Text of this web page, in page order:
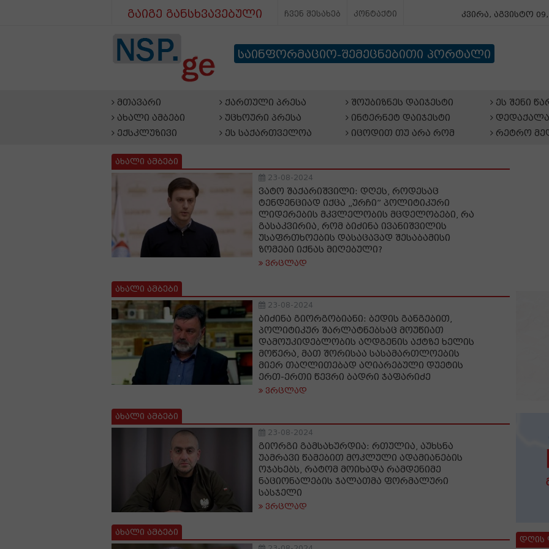
გაიგე განსხვავებული ჩვენ შესახებ კონტაქტი კვირა, აგვისტო 09,
საინფორმაციო-შემეცნებითი პორტალი
მთავარი
ახალი ამბები
ექსკლუზივი
ქართული პრესა
უცხოური პრესა
ეს საქართველოა
შოუბიზნეს დაიჯესტი
ინტერნეტ დაიჯესტი
იცოდით თუ არა რომ
ეს შენი
რეტრო
ახალი ამბები
23-08-2024
ვატო შაქარიშვილი: დღეს, როდესაც
ტენდენციად იქცა „ურჩი” პოლიტიკური
ლიდერების მკვლელობის მცდელობები, რა
გასაკვირია, რომ ბიძინა ივანიშვილის
უსაფრთხოების დასაცავად შესაბამისი
ზომები იქნას მიღებული?
ვრცლად
ახალი ამბები
23-08-2024
ბიძინა გიორგობიანი: ბედის განგებით,
პოლიტიკურ შარლატნებსაც მოუწიათ
დამოუკიდებლობის აღდგენის აქტზე ხელის
მოწერა, მათ შორისაა სასამართლოების
მიერ თაღლითებად აღიარებული დუეტის
ერთ-ერთი წევრი ბადრი ჯაფარიძე
ვრცლად
ახალი ამბები
23-08-2024
გიორგი გამსახურდია: რთულია, აუხსნა
უამრავი წამებით მოკლული ადამიანების
ოჯახებს, რატომ მოიხადა რამდენიმე
ნაციონალების ჯალათმა ფორმალური
სასჯელი
ვრცლად
ახალი ამბები
დღის